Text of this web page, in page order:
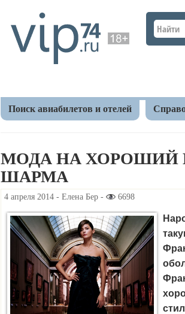
Поиск авиабилетов и отелей
МОДА НА ХОРОШИЙ
ШАРМА
4 апреля 2014 - Елена Бер - 6698